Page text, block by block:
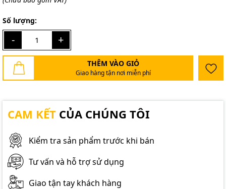
Số lượng:
- +
THÊM VÀO GIỎ
Giao hàng tận nơi miễn phí
CAM KẾT CỦA CHÚNG TÔI
Kiểm tra sản phẩm trước khi bán
Tư vấn và hỗ trợ sử dụng
Giao tận tay khách hàng